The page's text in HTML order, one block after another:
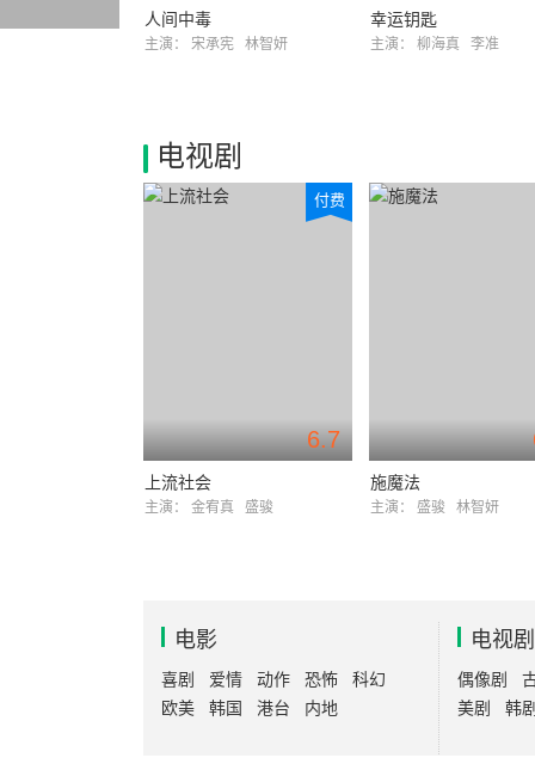
人间中毒
主演： 宋承宪 林智妍
幸运钥匙
主演： 柳海真 李准
电视剧
6.7
付费
上流社会
主演： 金宥真 盛骏
施魔法
主演： 盛骏 林智妍
电影
喜剧 爱情 动作 恐怖
科幻
欧美
韩国 港台 内地
电视剧
偶像剧
美剧
韩